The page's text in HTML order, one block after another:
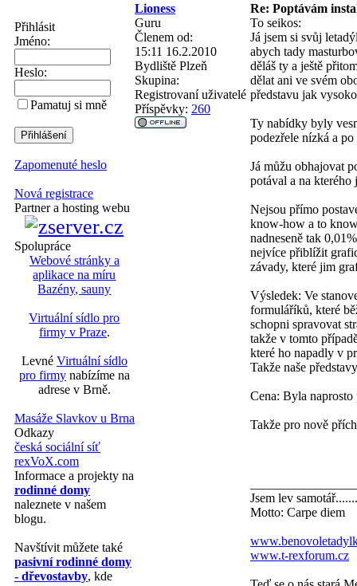
Přihlásit
Jméno:
Heslo:
Pamatuj si mně
Zapomenuté heslo
Nová registrace
Partner a hosting webu
Spolupráce
Webové stránky a
aplikace na míru
Bazény, sauny
Virtuální sídlo pro
firmy v Praze.
Levné Virtuální sídlo
pro firmy nabízíme na
adrese v Brně.
Masáže Slavkov u Brna
Odkazy
česká sociální síť
rexVoX.com
Informace a projekty na
rodinné domy
naleznete v našem
blogu.
Navštívit můžete také
pasivní rodinné domy
- dřevostavby, kde
Lioness
Re: Poptávám
Guru
Členem od:
15:11 16.2.2010
Bydliště Plzeň
Skupina:
Registrovaní uživatelé
Příspěvky: 260
To seikos:
Já jsem si svůj
abych tady
děláš ty a ještě
dělat ani ve svém
představu jak
Ty nabídky byly
podezřele nízká a
Já můžu obhajovat
potával a na
Nejsou přímo
know-how a to
nadneseně tak
nejvíce přiblížit
závady, které jim
Výsledek: Ve
formuláříků, které
schopni spravovat
takže v tomto
které ho napadly v
Takže naše
Cena: Byla naprosto
Takže pro nově
Jsem lev
Motto: Carpe diem
www.t-rexforum.cz